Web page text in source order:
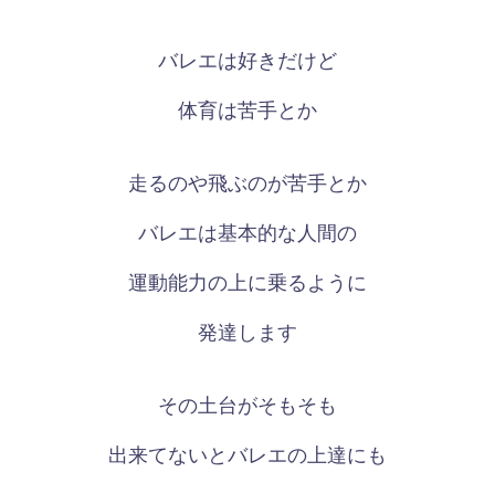
バレエは好きだけど
体育は苦手とか
走るのや飛ぶのが苦手とか
バレエは基本的な人間の
運動能力の上に乗るように
発達します
その土台がそもそも
出来てないとバレエの上達にも